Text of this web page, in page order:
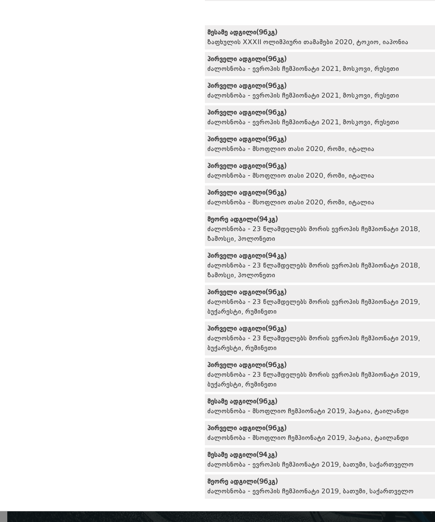
მესამე ადგილი(96კგ)
ზაფხულის XXXII ოლიმპიური თამაშები 2020, ტოკიო, იაპონია
პირველი ადგილი(96კგ)
ძალოსნობა - ევროპის ჩემპიონატი 2021, მოსკოვი, რუსეთი
პირველი ადგილი(96კგ)
ძალოსნობა - ევროპის ჩემპიონატი 2021, მოსკოვი, რუსეთი
პირველი ადგილი(96კგ)
ძალოსნობა - ევროპის ჩემპიონატი 2021, მოსკოვი, რუსეთი
პირველი ადგილი(96კგ)
ძალოსნობა - მსოფლიო თასი 2020, რომი, იტალია
პირველი ადგილი(96კგ)
ძალოსნობა - მსოფლიო თასი 2020, რომი, იტალია
პირველი ადგილი(96კგ)
ძალოსნობა - მსოფლიო თასი 2020, რომი, იტალია
მეორე ადგილი(94კგ)
ძალოსნობა - 23 წლამდელებს შორის ევროპის ჩემპიონატი 2018,
ზამოსცი, პოლონეთი
პირველი ადგილი(94კგ)
ძალოსნობა - 23 წლამდელებს შორის ევროპის ჩემპიონატი 2018,
ზამოსცი, პოლონეთი
პირველი ადგილი(96კგ)
ძალოსნობა - 23 წლამდელებს შორის ევროპის ჩემპიონატი 2019,
ბუქარესტი, რუმინეთი
პირველი ადგილი(96კგ)
ძალოსნობა - 23 წლამდელებს შორის ევროპის ჩემპიონატი 2019,
ბუქარესტი, რუმინეთი
პირველი ადგილი(96კგ)
ძალოსნობა - 23 წლამდელებს შორის ევროპის ჩემპიონატი 2019,
ბუქარესტი, რუმინეთი
მესამე ადგილი(96კგ)
ძალოსნობა - მსოფლიო ჩემპიონატი 2019, პატაია, ტაილანდი
პირველი ადგილი(96კგ)
ძალოსნობა - მსოფლიო ჩემპიონატი 2019, პატაია, ტაილანდი
მესამე ადგილი(94კგ)
ძალოსნობა - ევროპის ჩემპიონატი 2019, ბათუმი, საქართველო
მეორე ადგილი(96კგ)
ძალოსნობა - ევროპის ჩემპიონატი 2019, ბათუმი, საქართველო